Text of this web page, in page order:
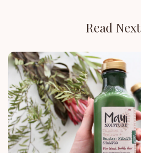
Read Next